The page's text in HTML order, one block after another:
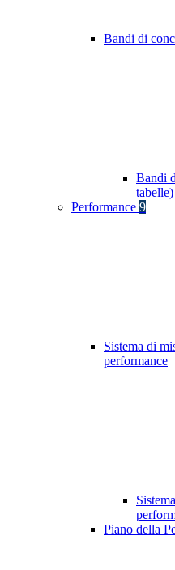
Bandi di
Bandi
tabelle)
Performance 9
Sistema di
performance
Piano della